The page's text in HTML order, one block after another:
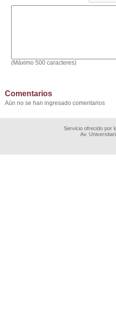
(Máximo 500 caracteres)
Comentarios
Aún no se han ingresado comentarios
Servicio ofrecido por
Av.